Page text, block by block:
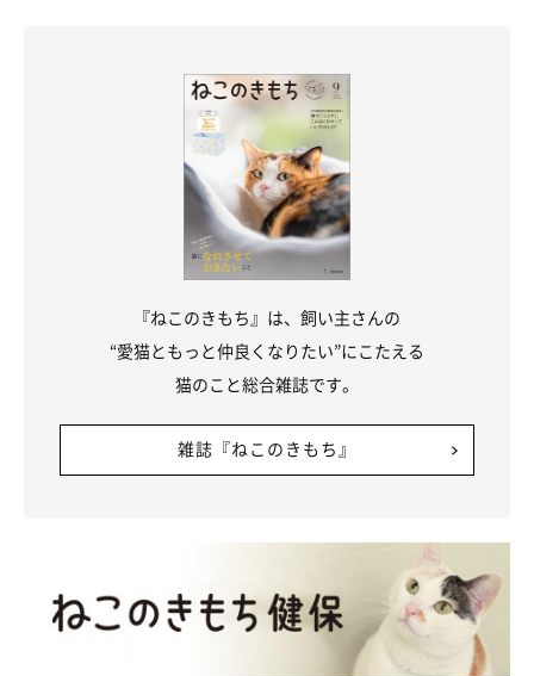
『ねこのきもち』は、飼い主さんの
“愛猫ともっと仲良くなりたい”にこたえる
猫のこと総合雑誌です。
雑誌『ねこのきもち』